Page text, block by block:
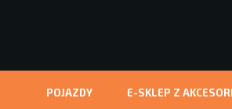
POJAZDY E-SKLEP Z